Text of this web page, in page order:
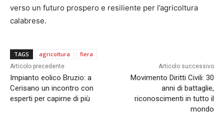
verso un futuro prospero e resiliente per l’agricoltura
calabrese.
TAGS agricoltura fiera
Articolo precedente
Impianto eolico Bruzio: a
Cerisano un incontro con
esperti per capirne di più
Articolo successivo
Movimento Diritti Civili: 30
anni di battaglie,
riconoscimenti in tutto il
mondo